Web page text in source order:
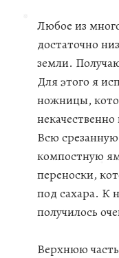
❅
Любое из
достаточно
земли.
Для этого я
ножницы,
Всю
компостную
переноски,
под сахара. К
получилось
Верхнюю